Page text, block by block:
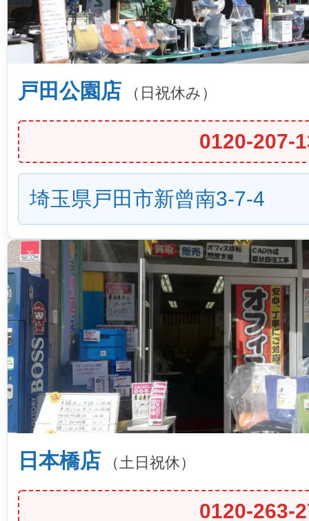
戸田公園店 （日祝休み）
0120-207-
埼玉県戸田市新曾南3-7-4
日本橋店 （土日祝休）
0120-263-